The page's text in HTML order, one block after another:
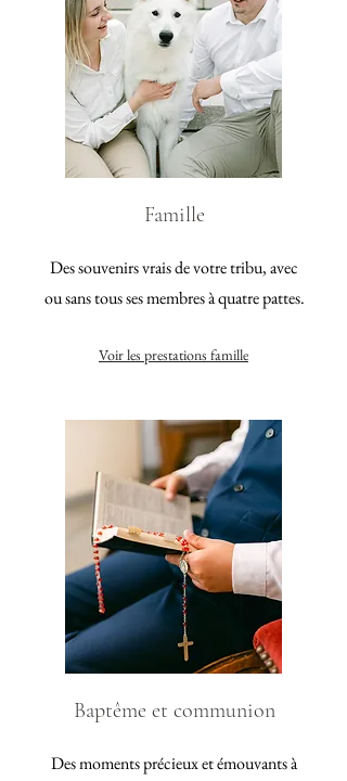
Famille
Des souvenirs vrais de votre tribu, avec
ou sans tous ses membres à quatre pattes.
Voir les prestations famille
Baptême et communion
Des moments précieux et émouvants à